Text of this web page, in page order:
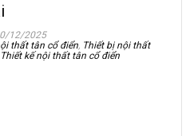
12/2025
thất tân cổ điển, Thiết bị nội thất
Thiết kế nội thất tân cổ điển